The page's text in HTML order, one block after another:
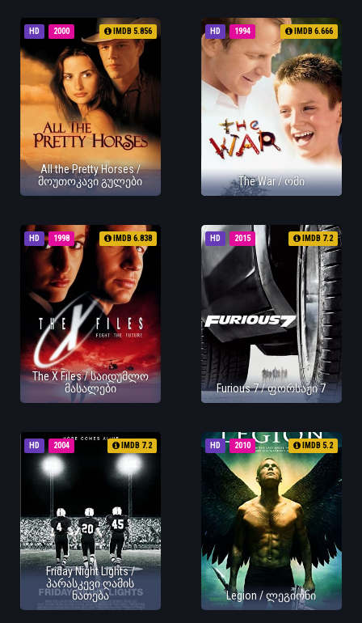
HD 2000 IMDB 5.856
All the Pretty Horses /
მოუთოკავი გულები
HD 1994 IMDB 6.666
The War / ომი
HD 1998 IMDB 6.838
The X Files / საიდუმლო
მასალები
HD 2015 IMDB 7.2
Furious 7 / ფორსაჟი 7
HD 2004 IMDB 7.2
Friday Night Lights /
პარასკევი ღამის
ნათება
HD 2010 IMDB 5.2
Legion / ლეგიონი